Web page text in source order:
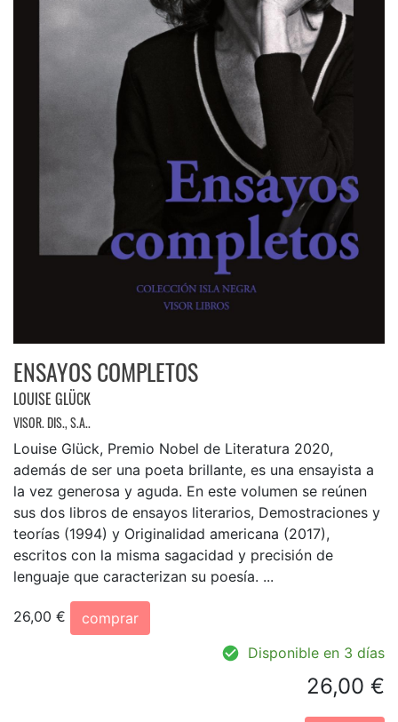
ENSAYOS COMPLETOS
LOUISE GLÜCK
VISOR. DIS., S.A..
Louise Glück, Premio Nobel de Literatura 2020,
además de ser una poeta brillante, es una ensayista a
la vez generosa y aguda. En este volumen se reúnen
sus dos libros de ensayos literarios, Demostraciones y
teorías (1994) y Originalidad americana (2017),
escritos con la misma sagacidad y precisión de
lenguaje que caracterizan su poesía. ...
26,00 €
comprar
Disponible en 3 días
26,00 €